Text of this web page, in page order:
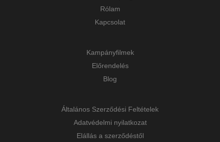
Rólam
Kapcsolat
Kampányfilmek
Előrendelés
Blog
Általános Szerződési Feltételek
Adatvédelmi nyilatkozat
Elállás a szerződéstől